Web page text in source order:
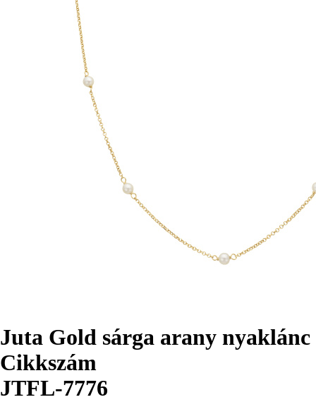
Juta Gold sárga arany nyaklánc
Cikkszám
JTFL-7776